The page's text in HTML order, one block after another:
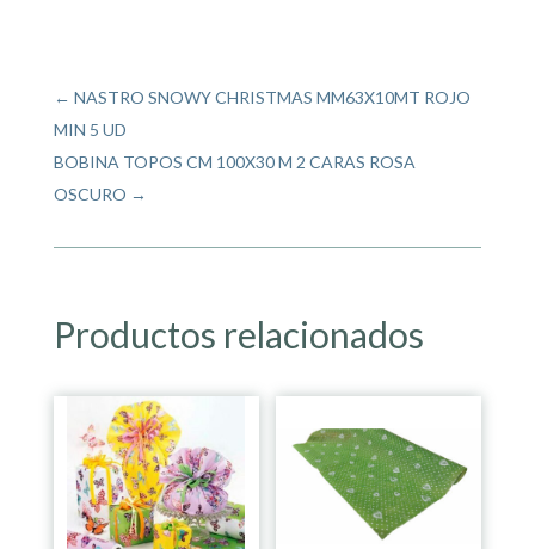
← NASTRO SNOWY CHRISTMAS MM63X10MT ROJO
MIN 5 UD
BOBINA TOPOS CM 100X30 M 2 CARAS ROSA
OSCURO →
Productos relacionados